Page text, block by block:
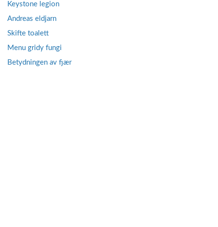
Keystone legion
Andreas eldjarn
Skifte toalett
Menu gridy fungi
Betydningen av fjær